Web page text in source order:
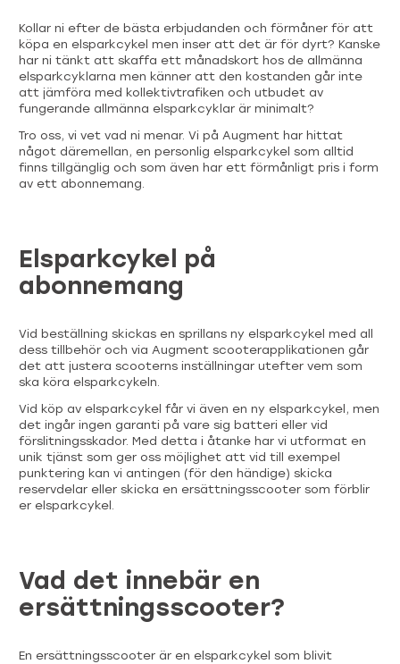
Kollar ni efter de bästa erbjudanden och förmåner för att
köpa en elsparkcykel men inser att det är för dyrt? Kanske
har ni tänkt att skaffa ett månadskort hos de allmänna
elsparkcyklarna men känner att den kostanden går inte
att jämföra med kollektivtrafiken och utbudet av
fungerande allmänna elsparkcyklar är minimalt?
Tro oss, vi vet vad ni menar. Vi på Augment har hittat
något däremellan, en personlig elsparkcykel som alltid
finns tillgänglig och som även har ett förmånligt pris i form
av ett abonnemang.
Elsparkcykel på
abonnemang
Vid beställning skickas en sprillans ny elsparkcykel med all
dess tillbehör och via Augment scooterapplikationen går
det att justera scooterns inställningar utefter vem som
ska köra elsparkcykeln.
Vid köp av elsparkcykel får vi även en ny elsparkcykel, men
det ingår ingen garanti på vare sig batteri eller vid
förslitningsskador. Med detta i åtanke har vi utformat en
unik tjänst som ger oss möjlighet att vid till exempel
punktering kan vi antingen (för den händige) skicka
reservdelar eller skicka en ersättningsscooter som förblir
er elsparkcykel.
Vad det innebär en
ersättningsscooter?
En ersättningsscooter är en elsparkcykel som blivit